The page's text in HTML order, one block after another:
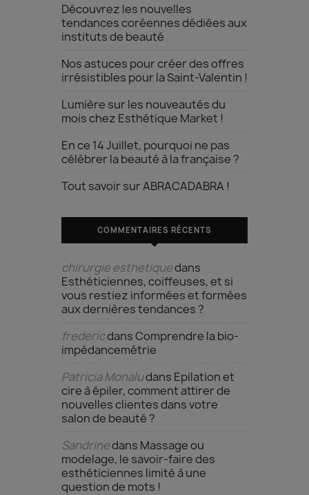
Découvrez les nouvelles
tendances coréennes dédiées aux
instituts de beauté
Nos astuces pour créer des offres
irrésistibles pour la Saint-Valentin !
Lumière sur les nouveautés du
mois chez Esthétique Market !
En ce 14 Juillet, pourquoi ne pas
célébrer la beauté à la française ?
Tout savoir sur ABRACADABRA !
COMMENTAIRES RÉCENTS
chirurgie esthetiquedans
Esthéticiennes, coiffeuses, et si
vous restiez informées et formées
aux dernières tendances ?
fredericdansComprendre la bio-
impédancemétrie
Patricia Monaludans Epilation et
cire à épiler, comment attirer de
nouvelles clientes dans votre
salon de beauté ?
Sandrinedans Massage ou
modelage, le savoir-faire des
esthéticiennes limité à une
question de mots !